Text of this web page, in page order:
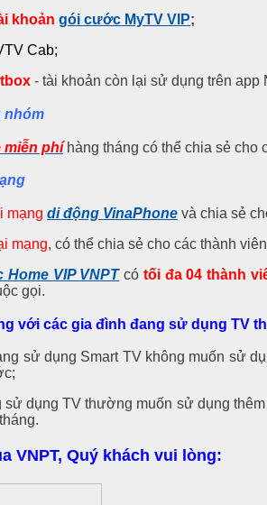
khoản gói cước MyTV VIP;
Cab;
- tài khoản còn lại sử dụng trên app
nhóm
miễn phíhàng tháng có thể chia sẻ cho
mạng di động VinaPhone và chia sẻ
mạng, có thể chia sẻ cho các thành
VIP VNPTcó tối đa 04 thành
gọi.
với các gia đình đang sử dụng TV
sử dụng Smart TV không muốn sử
sử dụng TV thường muốn sử dụng
VNPT, Quý khách vui lòng: